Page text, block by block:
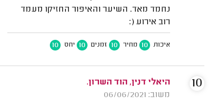
נחמד מאד. השיער והאיפור החזיקו מעמד
רוב אירוע (:
איכות 10 מחיר 10 זמנים 10 יחס 10
היאלי דנין, הוד השרון.
משוב: 06/06/2021
10